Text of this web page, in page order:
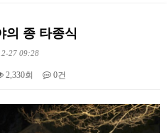
의 종 타종식
27 09:28
2,330회 0건